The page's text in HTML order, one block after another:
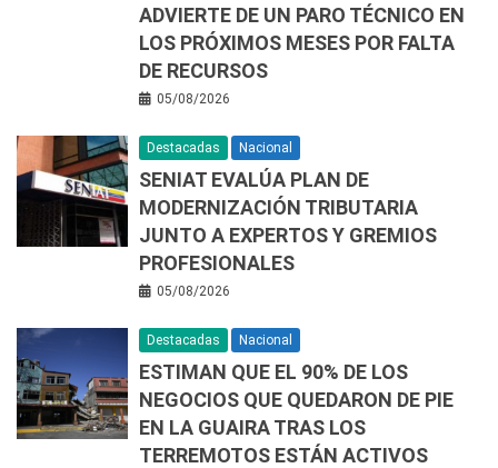
ADVIERTE DE UN PARO TÉCNICO EN
LOS PRÓXIMOS MESES POR FALTA
DE RECURSOS
05/08/2026
Destacadas Nacional
SENIAT EVALÚA PLAN DE
MODERNIZACIÓN TRIBUTARIA
JUNTO A EXPERTOS Y GREMIOS
PROFESIONALES
05/08/2026
Destacadas Nacional
ESTIMAN QUE EL 90% DE LOS
NEGOCIOS QUE QUEDARON DE PIE
EN LA GUAIRA TRAS LOS
TERREMOTOS ESTÁN ACTIVOS